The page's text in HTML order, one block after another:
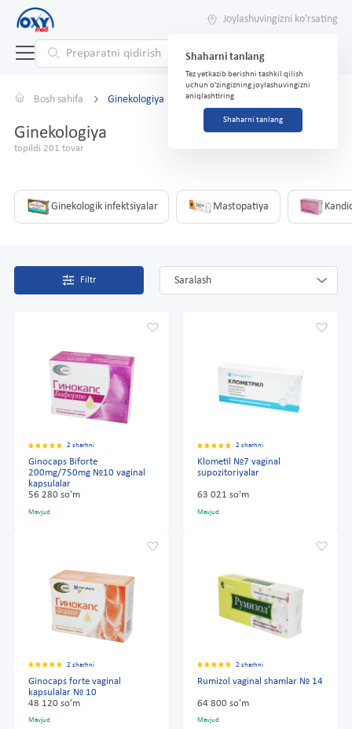
Joylashuvingizni ko'rsating
Shaharni tanlang
Tez yetkazib berishni tashkil qilish
uchun o'zingizning joylashuvingizni
aniqlashtiring
Shaharni tanlang
Bosh sahifa Ginekologiya
Ginekologiya
topildi 201 tovar
Ginekologik infektsiyalar Mastopatiya
Filtr Saralash
2 sharhni
Ginocaps Biforte
200mg/750mg №10 vaginal
kapsulalar
56 280 so'm
Mavjud
2 sharhni
Klometil №7 vaginal
supozitoriyalar
63 021 so'm
Mavjud
2 sharhni
Ginocaps forte vaginal
kapsulalar № 10
48 120 so'm
Mavjud
2 sharhni
Rumizol vaginal shamlar № 14
64 800 so'm
Mavjud